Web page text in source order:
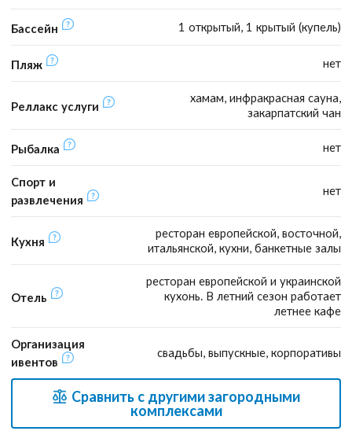
Бассейн 1 открытый, 1 крытый (купель)
Пляж нет
Реллакс услуги
хамам, инфракрасная сауна,
закарпатский чан
Рыбалка нет
Спорт и
развлечения
нет
Кухня
ресторан европейской, восточной,
итальянской, кухни, банкетные залы
Отель
ресторан европейской и украинской
кухонь. В летний сезон работает
летнее кафе
Организация
ивентов
свадьбы, выпускные, корпоративы
Сравнить с другими загородными
комплексами